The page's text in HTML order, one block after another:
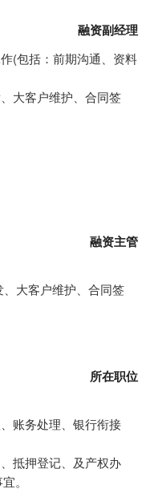
融资副经理
(包括：前期沟通、资料
大客户维护、合同签
融资主管
大客户维护、合同签
所在职位
账务处理、银行衔接
抵押登记、及产权办
。